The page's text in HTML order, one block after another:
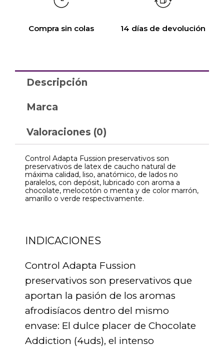
Compra sin colas 14 días de devolución
Descripción
Marca
Valoraciones (0)
Control Adapta Fussion preservativos son
preservativos de latex de caucho natural de
máxima calidad, liso, anatómico, de lados no
paralelos, con depósit, lubricado con aroma a
chocolate, melocotón o menta y de color marrón,
amarillo o verde respectivamente.
INDICACIONES
Control Adapta Fussion
preservativos son preservativos que
aportan la pasión de los aromas
afrodisíacos dentro del mismo
envase: El dulce placer de Chocolate
Addiction (4uds), el intenso